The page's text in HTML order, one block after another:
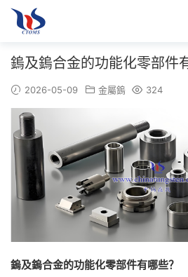
鎢及鎢合金的功能化零部件
2026-05-09 金屬鎢 324
鎢及鎢合金的功能化零部件有哪些？